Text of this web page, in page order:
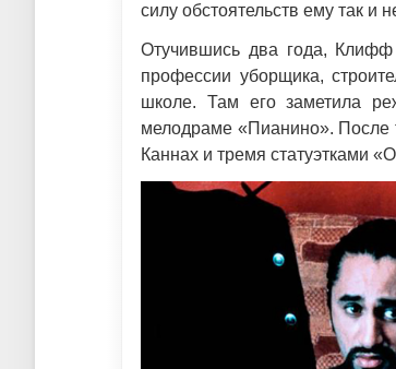
силу обстоятельств ему так и
Отучившись два года,
профессии уборщика,
школе. Там его заметила
мелодраме «Пианино». После
Каннах и тремя статуэтками